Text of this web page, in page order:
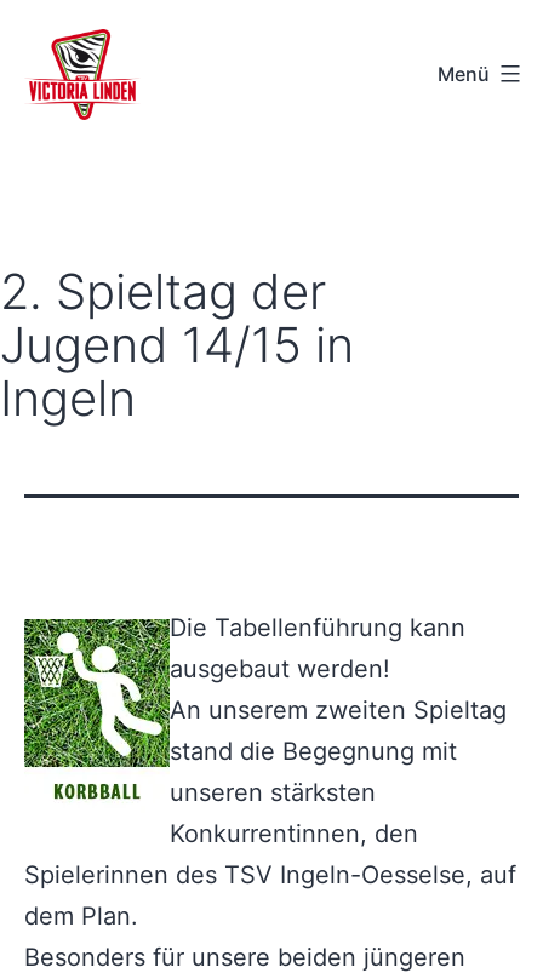
Inhalt
springen
-
Hannover
Menü
2. Spieltag der
Jugend 14/15 in
Ingeln
Die Tabellenführung kann
ausgebaut werden!
An unserem zweiten Spieltag
stand die Begegnung mit
unseren stärksten
Konkurrentinnen, den
Spielerinnen des TSV Ingeln-Oesselse, auf
dem Plan.
Besonders für unsere beiden jüngeren